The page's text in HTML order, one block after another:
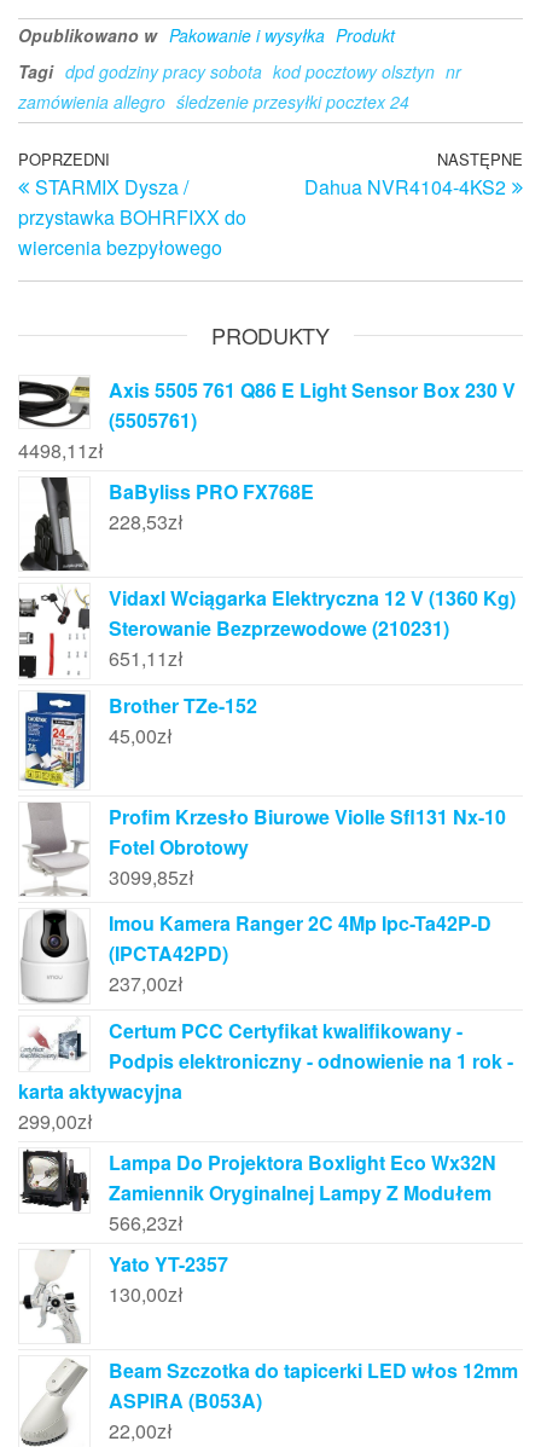
Opublikowano w Pakowanie i wysyłka Produkt
Tagi dpd godziny pracy sobota kod pocztowy olsztyn nr
zamówienia allegro śledzenie przesyłki pocztex 24
Nawigacja
wpisu
Poprzedni
wpis
POPRZEDNI
STARMIX Dysza /
przystawka BOHRFIXX do
wiercenia bezpyłowego
NASTĘPNE
Dahua NVR4104-4KS2
PRODUKTY
Axis 5505 761 Q86 E Light Sensor Box 230 V
(5505761)
4498,11zł
BaByliss PRO FX768E
228,53zł
Vidaxl Wciągarka Elektryczna 12 V (1360 Kg)
Sterowanie Bezprzewodowe (210231)
651,11zł
Brother TZe-152
45,00zł
Profim Krzesło Biurowe Violle Sfl131 Nx-10
Fotel Obrotowy
3099,85zł
Imou Kamera Ranger 2C 4Mp Ipc-Ta42P-D
(IPCTA42PD)
237,00zł
Certum PCC Certyfikat kwalifikowany -
Podpis elektroniczny - odnowienie na 1 rok -
karta aktywacyjna
299,00zł
Lampa Do Projektora Boxlight Eco Wx32N
Zamiennik Oryginalnej Lampy Z Modułem
566,23zł
Yato YT-2357
130,00zł
Beam Szczotka do tapicerki LED włos 12mm
ASPIRA (B053A)
22,00zł